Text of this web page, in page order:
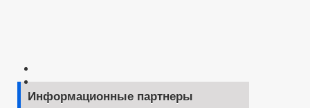
Информационные партнеры